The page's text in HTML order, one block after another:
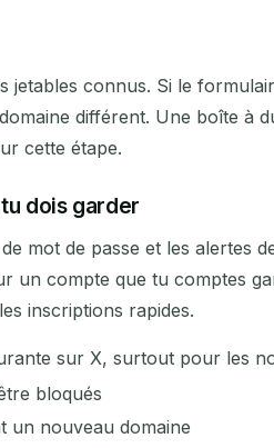
jetables connus. Si le
différent. Une boîte à
cette étape.
dois garder
mot de passe et les
un compte que tu comptes
inscriptions rapides.
sur X, surtout pour les
bloqués
un nouveau domaine